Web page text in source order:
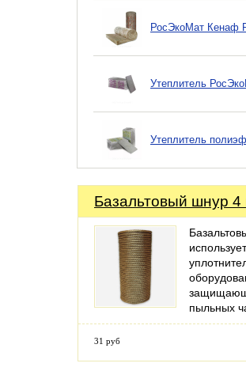
РосЭкоМат Кенаф
Утеплитель
Утеплитель
Базальтовый шнур
пыльных
31 руб